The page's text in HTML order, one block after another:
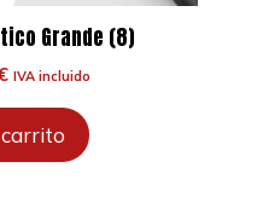
Grande (8)
El
actual
es:
IVA incluido